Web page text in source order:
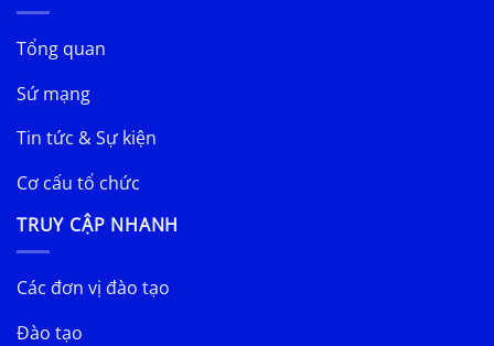
Tổng quan
Sứ mạng
Tin tức & Sự kiện
Cơ cấu tổ chức
TRUY CẬP NHANH
Các đơn vị đào tạo
Đào tạo